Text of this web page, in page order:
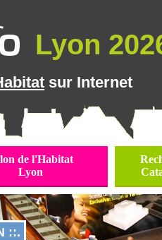
Lyon
sur Internet
de l'Habitat
Lyon
::.